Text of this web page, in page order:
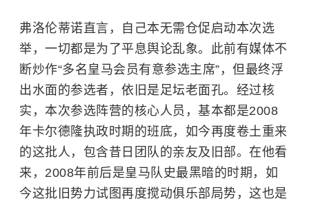
弗洛伦蒂诺直言，自己本无需仓促启动本次选
举，一切都是为了平息舆论乱象。此前有媒体不
断炒作“多名皇马会员有意参选主席”，但最终浮
出水面的参选者，依旧是足坛老面孔。经过核
实，本次参选阵营的核心人员，基本都是2008
年卡尔德隆执政时期的班底，如今再度卷土重来
的这批人，包含昔日团队的亲友及旧部。在他看
来，2008年前后是皇马队史最黑暗的时期，如
今这批旧势力试图再度搅动俱乐部局势，这也是